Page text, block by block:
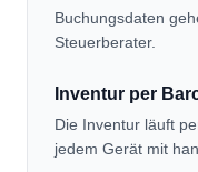
Buchungsdaten
Steuerberater.
Inventur per
Die Inventur läuft
jedem Gerät mit